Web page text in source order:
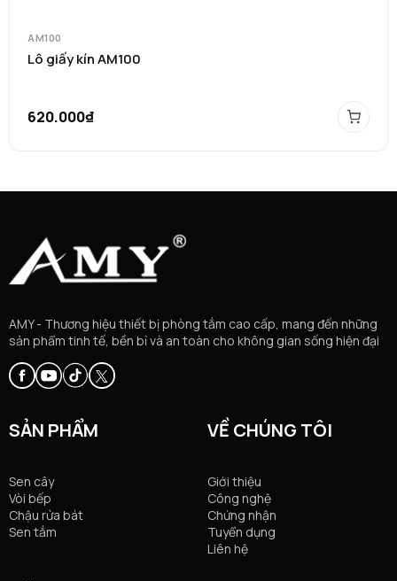
AM100
Lô giấy kín AM100
620.000₫
AMY - Thương hiệu thiết bị phòng tắm cao cấp, mang đến những
sản phẩm tinh tế, bền bỉ và an toàn cho không gian sống hiện đại
SẢN PHẨM
Sen cây
Vòi bếp
Chậu rửa bát
Sen tắm
VỀ CHÚNG TÔI
Giới thiệu
Công nghệ
Chứng nhận
Tuyển dụng
Liên hệ